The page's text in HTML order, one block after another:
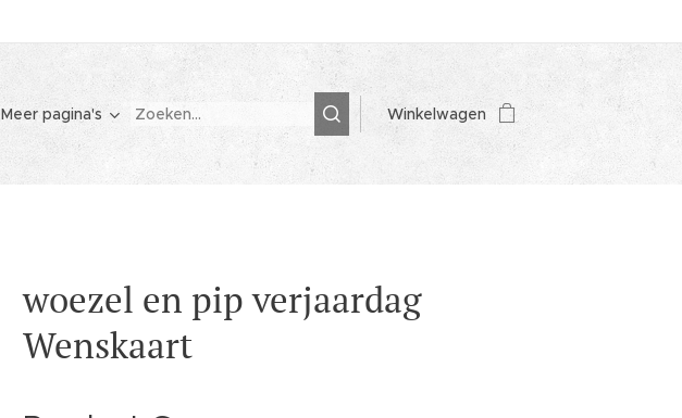
Meer pagina's Winkelwagen
woezel en pip verjaardag
Wenskaart